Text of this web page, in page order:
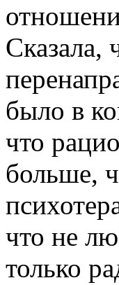
Сказала,
было в
что
больше,
что не
только